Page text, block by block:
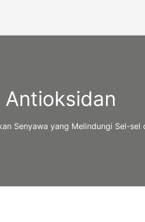
Antioksidan
Senyawa yang Melindungi Sel-sel